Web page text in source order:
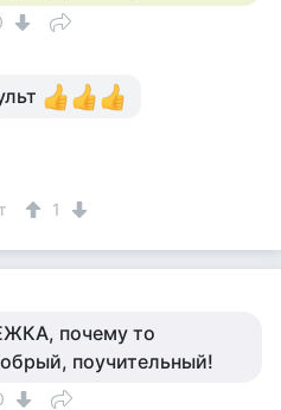
1
почему то
поучительный!